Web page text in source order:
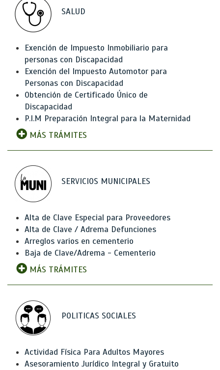
SALUD
Exención de Impuesto Inmobiliario para
personas con Discapacidad
Exención del Impuesto Automotor para
Personas con Discapacidad
Obtención de Certificado Único de
Discapacidad
P.I.M Preparación Integral para la Maternidad
MÁS TRÁMITES
SERVICIOS MUNICIPALES
Alta de Clave Especial para Proveedores
Alta de Clave / Adrema Defunciones
Arreglos varios en cementerio
Baja de Clave/Adrema - Cementerio
MÁS TRÁMITES
POLITICAS SOCIALES
Actividad Física Para Adultos Mayores
Asesoramiento Jurídico Integral y Gratuito